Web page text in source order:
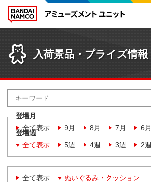
入荷景品・プライズ情報
登場月
全て表示
9月 8月 7月 6月
登場週
全て表示
5週 4週 3週 2週
全て表示 ぬいぐるみ・クッション